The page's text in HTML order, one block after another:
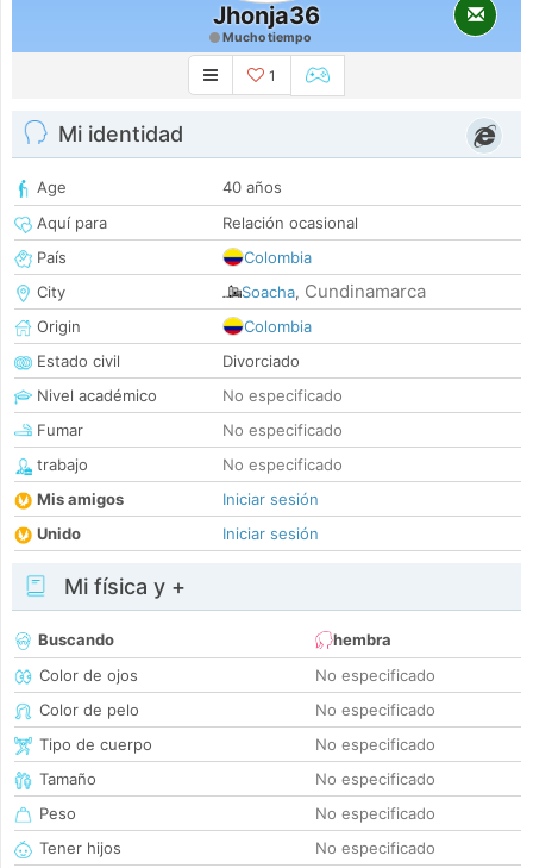
Jhonja36
Mucho tiempo
1
Mi identidad
Age
40 años
Aquí para
Relación ocasional
País
Colombia
City
Soacha, Cundinamarca
Origin
Colombia
Estado civil
Divorciado
Nivel académico
No especificado
Fumar
No especificado
trabajo
No especificado
Mis amigos
Iniciar sesión
Unido
Iniciar sesión
Mi física y +
Buscando
hembra
Color de ojos
No especificado
Color de pelo
No especificado
Tipo de cuerpo
No especificado
Tamaño
No especificado
Peso
No especificado
Tener hijos
No especificado